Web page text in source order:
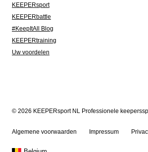
KEEPERsport
KEEPERbattle
#KeepItAll Blog
KEEPERtraining
Uw voordelen
© 2026 KEEPERsport NL Professionele
Algemene voorwaarden Impressum